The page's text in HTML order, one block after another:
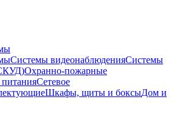
Системы видеонаблюденияСистемы
Охранно-пожарные
Сетевое
Шкафы, щиты и боксыДом и